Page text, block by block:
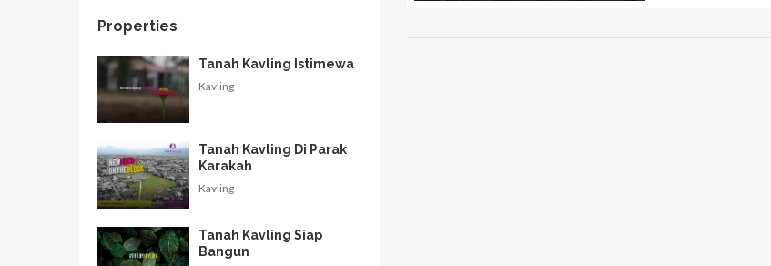
Properties
Tanah Kavling Istimewa
Kavling
Tanah Kavling Di Parak
Karakah
Kavling
Tanah Kavling Siap
Bangun